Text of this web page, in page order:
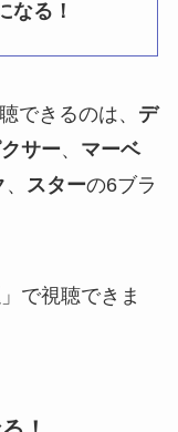
なる！
できるのは、 デ
サー、 マーベ
、 スターの6ブラ
」で視聴できま